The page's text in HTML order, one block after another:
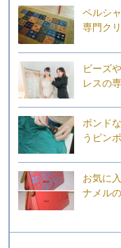
ペルシ
専門ク
ビーズ
レスの
ボンド
うピン
お気に
ナメル